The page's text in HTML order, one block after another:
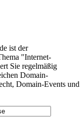
ist der
"Internet-
Sie regelmäßig
Domain-
Domain-Events und